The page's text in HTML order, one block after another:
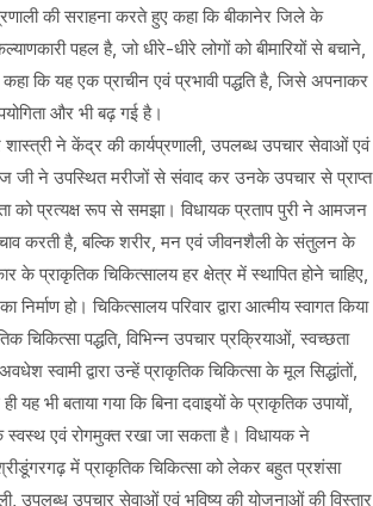
की सराहना करते हुए कहा कि बीकानेर जिले के
पहल है, जो धीरे-धीरे लोगों को बीमारियों से बचाने,
कि यह एक प्राचीन एवं प्रभावी पद्धति है, जिसे अपनाकर
और भी बढ़ गई है।
ने केंद्र की कार्यप्रणाली, उपलब्ध उपचार सेवाओं एवं
जी ने उपस्थित मरीजों से संवाद कर उनके उपचार से प्राप्त
को प्रत्यक्ष रूप से समझा। विधायक प्रताप पुरी ने आमजन
करती है, बल्कि शरीर, मन एवं जीवनशैली के संतुलन के
प्राकृतिक चिकित्सालय हर क्षेत्र में स्थापित होने चाहिए,
हो। चिकित्सालय परिवार द्वारा आत्मीय स्वागत किया
पद्धति, विभिन्न उपचार प्रक्रियाओं, स्वच्छता
स्वामी द्वारा उन्हें प्राकृतिक चिकित्सा के मूल सिद्धांतों,
भी बताया गया कि बिना दवाइयों के प्राकृतिक उपायों,
स्वस्थ एवं रोगमुक्त रखा जा सकता है। विधायक ने
में प्राकृतिक चिकित्सा को लेकर बहुत प्रशंसा
उपलब्ध उपचार सेवाओं एवं भविष्य की योजनाओं की विस्तार